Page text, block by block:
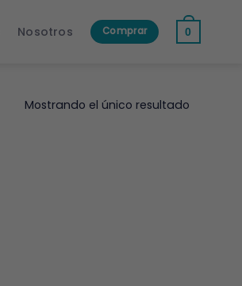
Nosotros Comprar 0
Mostrando el único resultado